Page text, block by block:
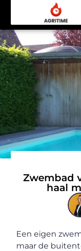
Zwembad
haal
Een eigen
maar de